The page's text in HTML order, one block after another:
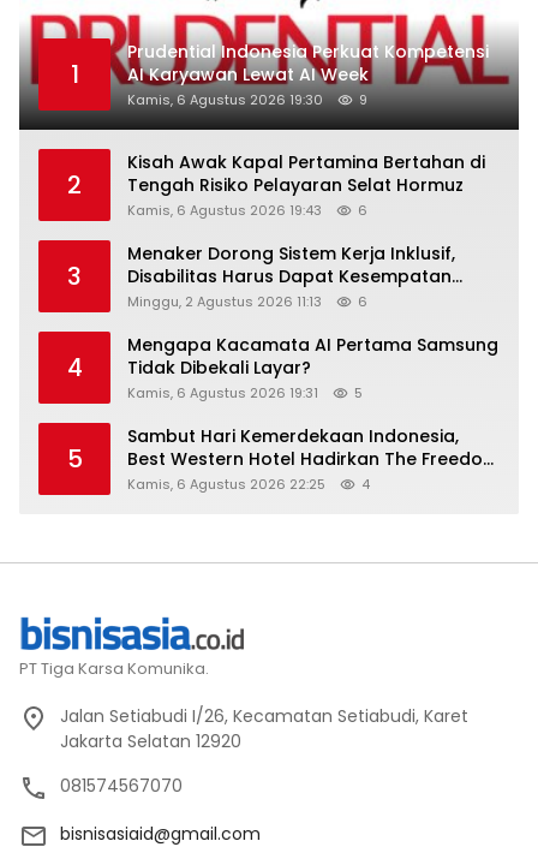
1
Prudential Indonesia Perkuat Kompetensi
AI Karyawan Lewat AI Week
Kamis, 6 Agustus 2026 19:30 9
2
Kisah Awak Kapal Pertamina Bertahan di
Tengah Risiko Pelayaran Selat Hormuz
Kamis, 6 Agustus 2026 19:43 6
3
Menaker Dorong Sistem Kerja Inklusif,
Disabilitas Harus Dapat Kesempatan
Setara
Minggu, 2 Agustus 2026 11:13 6
4
Mengapa Kacamata AI Pertama Samsung
Tidak Dibekali Layar?
Kamis, 6 Agustus 2026 19:31 5
5
Sambut Hari Kemerdekaan Indonesia,
Best Western Hotel Hadirkan The Freedom
Stay Diskon Hingga 45%
Kamis, 6 Agustus 2026 22:25 4
PT Tiga Karsa Komunika.
Jalan Setiabudi I/26, Kecamatan Setiabudi, Karet
Jakarta Selatan 12920
081574567070
bisnisasiaid@gmail.com